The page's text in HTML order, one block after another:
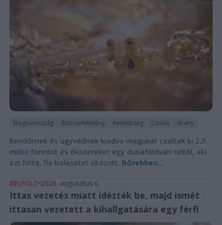
Magyarország Bűncselekmény Rendőrség Csalás Arany
Rendőrnek és ügyvédnek kiadva magukat csaltak ki 2,5
millió forintot és ékszereket egy dunaföldvári nőtől, aki
azt hitte, fia balesetet okozott. Bővebben...
BELFÖLD 2026. augusztus 6.
Ittas vezetés miatt idézték be, majd ismét
ittasan vezetett a kihallgatására egy férfi